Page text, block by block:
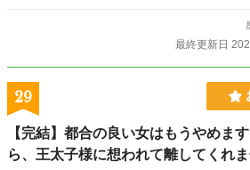
最終更新日
29
【完結】都合の良い女はもうやめま
ら、王太子様に想われて離してくれ